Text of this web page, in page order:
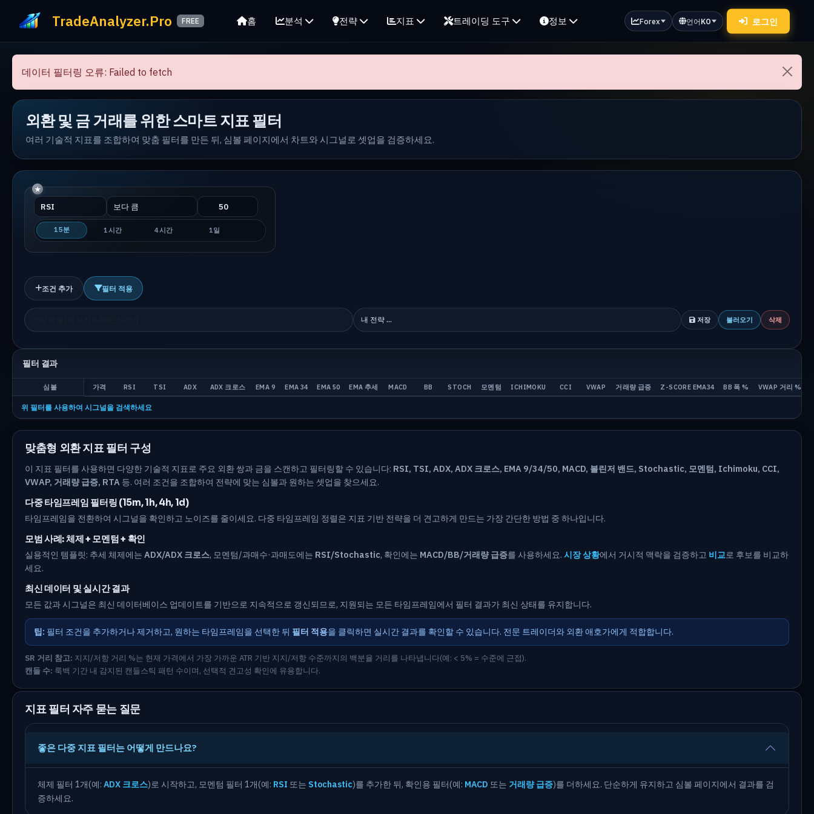
TradeAnalyzer.Pro FREE 홈 분석 전략 지표 트레이딩 도구 정보 Forex 언어KO 로그인
데이터 필터링 오류: Failed to fetch
외환 및 금 거래를 위한 스마트 지표 필터
여러 기술적 지표를 조합하여 맞춤 필터를 만든 뒤, 심볼 페이지에서 차트와 시그널로 셋업을 검증하세요.
15분 1시간 4시간 1일
조건 추가 필터 적용
저장 불러오기 삭제
필터 결과
심볼 가격 RSI TSI ADX ADX 크로스 EMA 9 EMA 34 EMA 50 EMA 추세 MACD BB STOCH 모멘텀 ICHIMOKU CCI VWAP 거래량 급증 Z-SCORE EMA34 BB 폭 % VWAP 거리 %
위 필터를 사용하여 시그널을 검색하세요
맞춤형 외환 지표 필터 구성
이 지표 필터를 사용하면 다양한 기술적 지표로 주요 외환 쌍과 금을 스캔하고 필터링할 수 있습니다: RSI, TSI, ADX, ADX 크로스, EMA 9/34/50, MACD, 볼린저 밴드, Stochastic, 모멘텀, Ichimoku, CCI,
VWAP, 거래량 급증, RTA 등. 여러 조건을 조합하여 전략에 맞는 심볼과 원하는 셋업을 찾으세요.
다중 타임프레임 필터링 (15m, 1h, 4h, 1d)
타임프레임을 전환하여 시그널을 확인하고 노이즈를 줄이세요. 다중 타임프레임 정렬은 지표 기반 전략을 더 견고하게 만드는 가장 간단한 방법 중 하나입니다.
모범 사례: 체제 + 모멘텀 + 확인
실용적인 템플릿: 추세 체제에는 ADX/ADX 크로스, 모멘텀/과매수·과매도에는 RSI/Stochastic, 확인에는 MACD/BB/거래량 급증를 사용하세요. 시장 상황에서 거시적 맥락을 검증하고 비교로 후보를 비교하
세요.
최신 데이터 및 실시간 결과
모든 값과 시그널은 최신 데이터베이스 업데이트를 기반으로 지속적으로 갱신되므로, 지원되는 모든 타임프레임에서 필터 결과가 최신 상태를 유지합니다.
팁: 필터 조건을 추가하거나 제거하고, 원하는 타임프레임을 선택한 뒤 필터 적용을 클릭하면 실시간 결과를 확인할 수 있습니다. 전문 트레이더와 외환 애호가에게 적합합니다.
SR 거리 참고: 지지/저항 거리 %는 현재 가격에서 가장 가까운 ATR 기반 지지/저항 수준까지의 백분율 거리를 나타냅니다(예: < 5% = 수준에 근접).
캔들 수: 룩백 기간 내 감지된 캔들스틱 패턴 수이며, 선택적 견고성 확인에 유용합니다.
지표 필터 자주 묻는 질문
좋은 다중 지표 필터는 어떻게 만드나요?
체제 필터 1개(예: ADX 크로스)로 시작하고, 모멘텀 필터 1개(예: RSI 또는 Stochastic)를 추가한 뒤, 확인용 필터(예: MACD 또는 거래량 급증)를 더하세요. 단순하게 유지하고 심볼 페이지에서 결과를 검
증하세요.